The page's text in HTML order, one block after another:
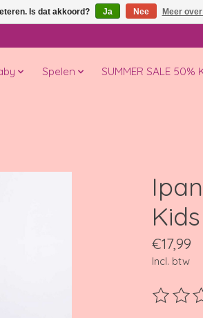
Spelen SUMMER SALE 50%
€17,99
Incl. btw
De
Is dat akkoord? Ja Nee Meer